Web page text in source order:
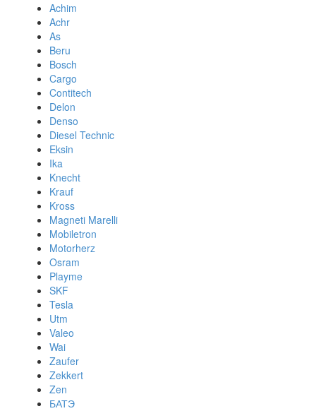
Achim
Achr
As
Beru
Bosch
Cargo
Contitech
Delon
Denso
Diesel Technic
Eksin
Ika
Knecht
Krauf
Kross
Magneti Marelli
Mobiletron
Motorherz
Osram
Playme
SKF
Tesla
Utm
Valeo
Wai
Zaufer
Zekkert
Zen
БАТЭ